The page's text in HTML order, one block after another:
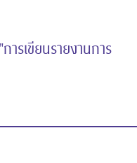
รเขียนรายงานการ